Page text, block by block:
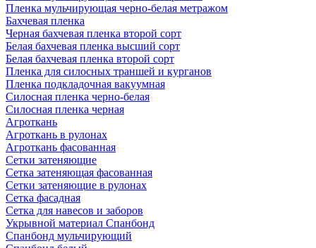
Пленка мульчирующая черно-белая метражом
Бахчевая пленка
Черная бахчевая пленка второй сорт
Белая бахчевая пленка высший сорт
Белая бахчевая пленка второй сорт
Пленка для силосных траншей и курганов
Пленка подкладочная вакуумная
Силосная пленка черно-белая
Силосная пленка черная
Агроткань
Агроткань в рулонах
Агроткань фасованная
Сетки затеняющие
Сетка затеняющая фасованная
Сетки затеняющие в рулонах
Сетка фасадная
Сетка для навесов и заборов
Укрывной материал Спанбонд
Спанбонд мульчирующий